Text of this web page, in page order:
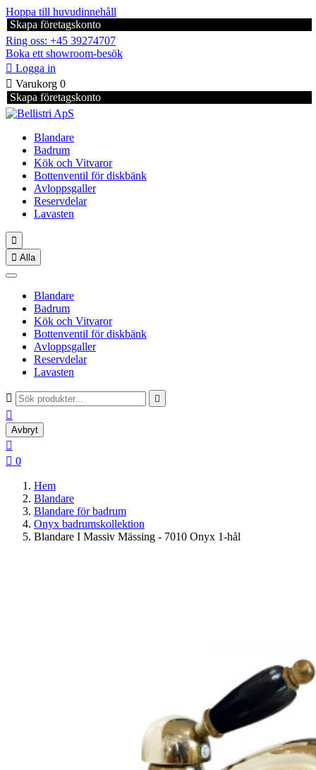
Hoppa till huvudinnehåll
Skapa företagskonto
Ring oss: +45 39274707
Boka ett showroom-besök
 Logga in
 Varukorg 0
Skapa företagskonto
Blandare
Badrum
Kök och Vitvaror
Bottenventil för diskbänk
Avloppsgaller
Reservdelar
Lavasten

 Alla
Blandare
Badrum
Kök och Vitvaror
Bottenventil för diskbänk
Avloppsgaller
Reservdelar
Lavasten
 

Avbryt

 0
Hem
Blandare
Blandare för badrum
Onyx badrumskollektion
Blandare I Massiv Mässing - 7010 Onyx 1-hål